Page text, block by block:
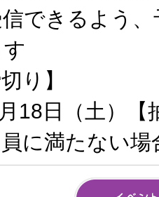
できるよう
り】
18日（土）
に満たない場